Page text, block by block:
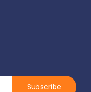
Subscribe